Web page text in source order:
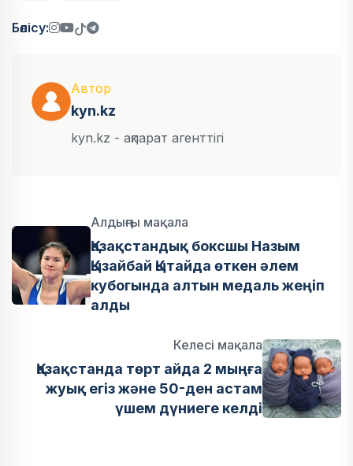
Бөлісу:
Автор
kyn.kz
kyn.kz - ақпарат агенттігі
Алдыңғы мақала
Қазақстандық боксшы Назым
Қызайбай Қытайда өткен әлем
кубогында алтын медаль жеңіп
алды
Келесі мақала
Қазақстанда төрт айда 2 мыңға
жуық егіз және 50-ден астам
үшем дүниеге келді